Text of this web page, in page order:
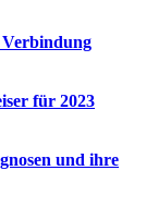
für 2023
und ihre